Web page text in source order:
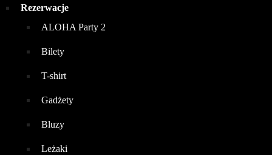
Rezerwacje
ALOHA Party 2
Bilety
T-shirt
Gadżety
Bluzy
Leżaki